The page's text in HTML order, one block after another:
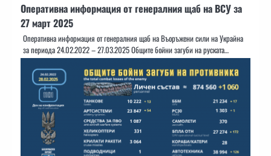
Оперативна информация от генералния щаб на ВСУ за
27 март 2025
Оперативна информация от генералния щаб на Въоръжени сили на Украйна
за периода 24.02.2022 – 27.03.2025 Общите бойни загуби на руската…